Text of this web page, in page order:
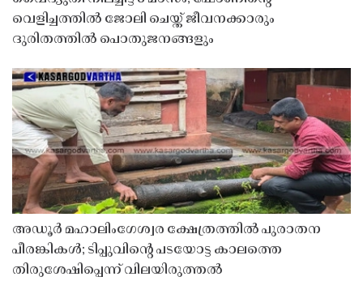
വെളിച്ചത്തിൽ ജോലി ചെയ്ത് ജീവനക്കാരും
ദുരിതത്തിൽ പൊതുജനങ്ങളും
അഡൂർ മഹാലിംഗേശ്വര ക്ഷേത്രത്തിൽ പുരാതന
പീരങ്കികൾ; ടിപ്പുവിൻ്റെ പടയോട്ട കാലത്തെ
തിരുശേഷിപ്പെന്ന് വിലയിരുത്തൽ